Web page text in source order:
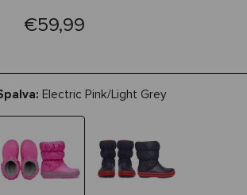
€59,99
Electric Pink/Light Grey